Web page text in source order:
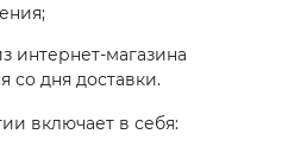
интернет-магазина
со дня доставки.
включает в себя: